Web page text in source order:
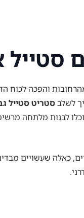
והפכה לכוח
לשלבסטריט סטייל
לבנות מלתחה
כאלה שעשויים